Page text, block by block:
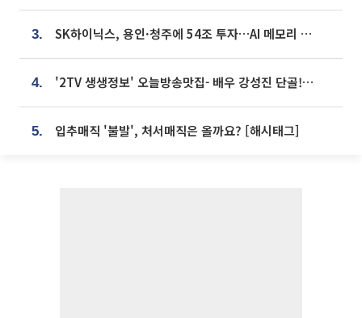
3. SK하이닉스, 용인·청주에 54조 투자…AI 메모리 생산기지 키운다
4. '2TV 생생정보' 오늘방송맛집- 배우 강성진 단골! 쌀국수ㆍ푸팟퐁 커리 맛집 '블○○○'
5. 입추매직 '불발', 처서매직은 올까요? [해시태그]